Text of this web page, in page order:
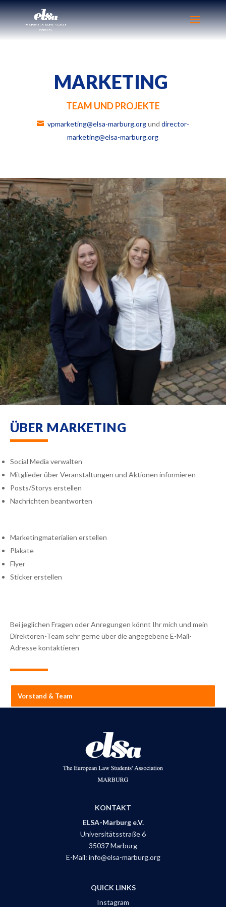
MARKETING
TEAM UND PROJEKTE
vpmarketing@elsa-marburg.orgund director-
marketing@elsa-marburg.org
ÜBER MARKETING
Social Media verwalten
Mitglieder über Veranstaltungen und Aktionen informieren
Posts/Storys erstellen
Nachrichten beantworten
Marketingmaterialien erstellen
Plakate
Flyer
Sticker erstellen
Bei jeglichen Fragen oder Anregungen könnt Ihr mich und mein
Direktoren-Team sehr gerne über die angegebene E-Mail-
Adresse kontaktieren
Vorstand & Team
KONTAKT
ELSA-Marburg e.V.
Universitätsstraße 6
35037 Marburg
E-Mail: info@elsa-marburg.org
QUICK LINKS
Instagram